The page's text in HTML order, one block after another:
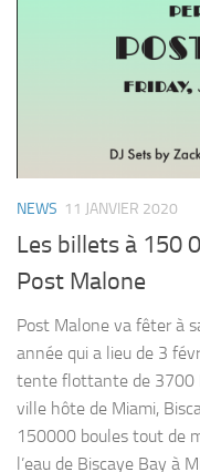
NEWS 11 JANVIER 2020
Les billets à 150
Post Malone
Post Malone va fêter à
année qui a lieu de 3
tente flottante de 3700
ville hôte de Miami,
150000 boules tout de
l’eau de Biscaye Bay à